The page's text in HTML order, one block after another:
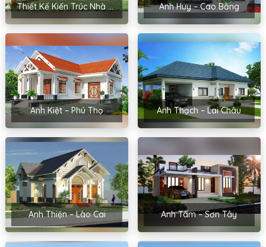
Thiết Kế Kiến Trúc Nhà Cấp 4 Của Chị Hoa – Hải Phòng Anh Huy – Cao Bằng
Anh Kiệt – Phú Thọ Anh Thạch – Lai Châu
Anh Thiện – Lào Cai Anh Tâm – Sơn Tây